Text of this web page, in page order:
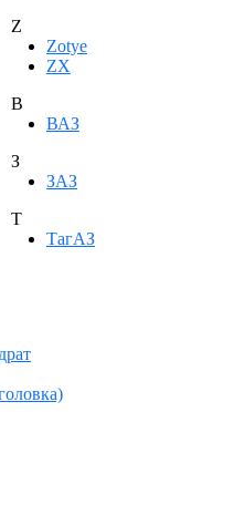
Z
Zotye
ZX
В
ВАЗ
З
ЗАЗ
Т
ТагАЗ